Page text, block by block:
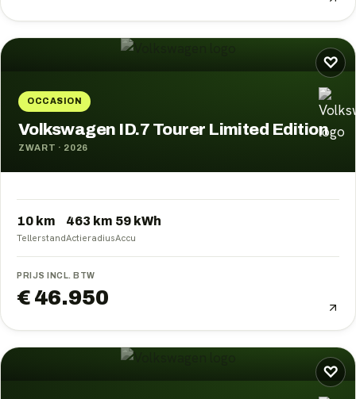
♡
OCCASION
Volkswagen ID.7 Tourer Limited Edition
ZWART · 2026
10 km
Tellerstand
463 km
Actieradius
59 kWh
Accu
PRIJS INCL. BTW
€ 46.950
♡